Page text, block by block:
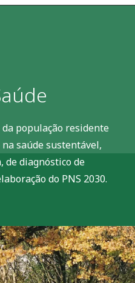
da população residente
saúde sustentável,
diagnóstico de
do PNS 2030.